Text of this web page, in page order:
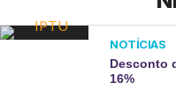
NOTÍCIAS
Desconto
16%